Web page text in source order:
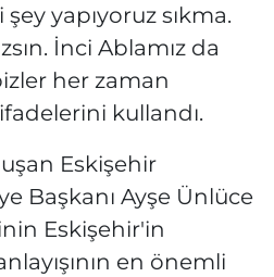
yapıyoruz sıkma.
İnci Ablamız da
her zaman
kullandı.
Eskişehir
Başkanı Ayşe Ünlüce
Eskişehir'in
en önemli